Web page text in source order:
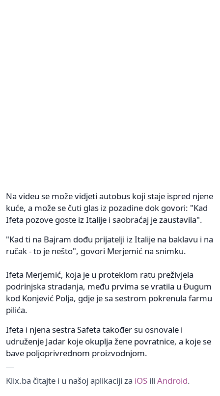
Na videu se može vidjeti autobus koji staje ispred njene
kuće, a može se čuti glas iz pozadine dok govori: "Kad
Ifeta pozove goste iz Italije i saobraćaj je zaustavila".
"Kad ti na Bajram dođu prijatelji iz Italije na baklavu i na
ručak - to je nešto", govori Merjemić na snimku.
Ifeta Merjemić, koja je u proteklom ratu preživjela
podrinjska stradanja, među prvima se vratila u Đugum
kod Konjević Polja, gdje je sa sestrom pokrenula farmu
pilića.
Ifeta i njena sestra Safeta također su osnovale i
udruženje Jadar koje okuplja žene povratnice, a koje se
bave poljoprivrednom proizvodnjom.
Klix.ba čitajte i u našoj aplikaciji za iOS ili Android.